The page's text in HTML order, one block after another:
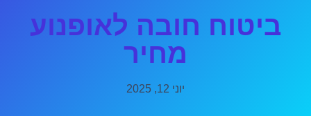
ביטוח חובה לאופנוע
מחיר
יוני 12, 2025